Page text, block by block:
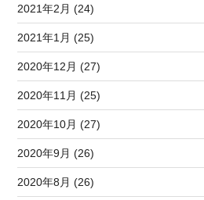
2021年2月 (24)
2021年1月 (25)
2020年12月 (27)
2020年11月 (25)
2020年10月 (27)
2020年9月 (26)
2020年8月 (26)